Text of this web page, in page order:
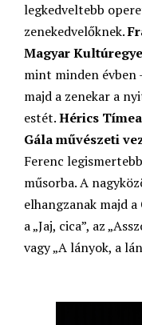
legkedveltebb
zenekedvelőknek.
Magyar
mint minden évben
majd a zenekar a
estét.Hérics
Gála művészeti
Ferenc
műsorba. A
elhangzanak majd
a „Jaj, cica”, az
vagy „A lányok, a